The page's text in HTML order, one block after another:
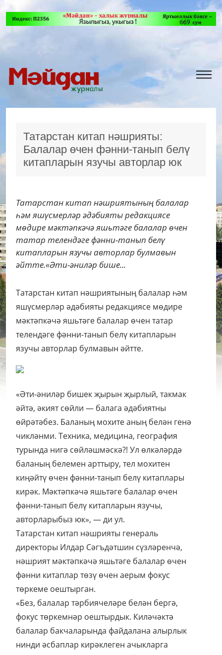
Татарстан китап нәшрияты:
Балалар өчен фәнни-танып белү
китапларын язучы авторлар юк
Татарстан китап нәшриятының балалар
һәм яшүсмерләр әдәбияты редакциясе
мөдире мәктәпкәчә яшьтәге балалар өчен
татар телендәге фәнни-танып белү
китапларын язучы авторлар булмавын
әйтте.«Әти-әниләр бише...
Татарстан китап нәшриятының балалар һәм
яшүсмерләр әдәбияты редакциясе мөдире
мәктәпкәчә яшьтәге балалар өчен татар
телендәге фәнни-танып белү китапларын
язучы авторлар булмавын әйтте.
«Әти-әниләр бишек җырын җырлый, такмак
әйтә, әкият сөйли — балага әдәбиятны
өйрәтәбез. Баланың мохите аның белән генә
чикләнми. Техника, медицина, география
турында нигә сөйләшмәскә?! Ул өлкәләрдә
баланың белемен арттыру, тел мохитен
киңәйтү өчен фәнни-танып белү китаплары
кирәк. Мәктәпкәчә яшьтәге балалар өчен
фәнни-танып белү китапларын язучы,
авторларыбыз юк», — ди ул.
Татарстан китап нәшрияты генераль
директоры Илдар Сәгъдәтшин сүзләренчә,
нәшрият мәктәпкәчә яшьтәге балалар өчен
фәнни китаплар төзү өчен аерым фокус
төркеме оештырган.
«Без, балалар тәрбиячеләре белән бергә,
фокус төркемнәр оештырдык. Киләчәктә
балалар бакчаларында файдалана алырлык
нинди әсбаплар кирәклеген ачыкларга